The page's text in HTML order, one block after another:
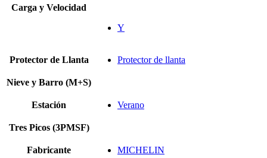
Carga y Velocidad
Y
Protector de Llanta Protector de llanta
Nieve y Barro (M+S)
Estación Verano
Tres Picos (3PMSF)
Fabricante MICHELIN